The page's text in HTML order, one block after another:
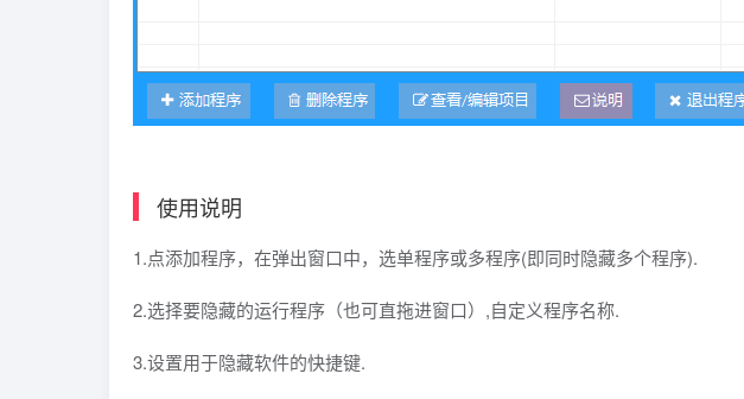
使用说明
1.点添加程序，在弹出窗口中，选单程序或多程序(即同时隐藏多个程序).
2.选择要隐藏的运行程序（也可直拖进窗口）,自定义程序名称.
3.设置用于隐藏软件的快捷键.